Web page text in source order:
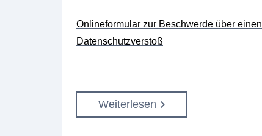
Onlineformular zur Beschwerde über einen
Datenschutzverstoß
Weiterlesen